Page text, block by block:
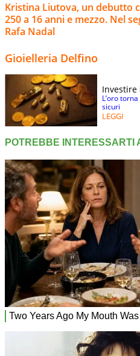
Kristina Liutova, un debutto
250 a 16 anni e mezzo. Nel
Rafa Nadal
Gioielleria Delfino
Investire
L’oro
sicuri
LEGGI